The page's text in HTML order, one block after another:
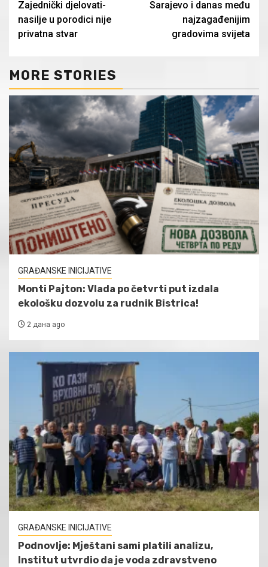
Reading
Zajednički djelovati-
nasilje u porodici nije
privatna stvar
Sarajevo i danas među
najzagađenijim
gradovima svijeta
MORE STORIES
GRAĐANSKE INICIJATIVE
Monti Pajton: Vlada po četvrti put izdala
ekološku dozvolu za rudnik Bistrica!
2 дана ago
GRAĐANSKE INICIJATIVE
Podnovlje: Mještani sami platili analizu,
Institut utvrdio da je voda zdravstveno